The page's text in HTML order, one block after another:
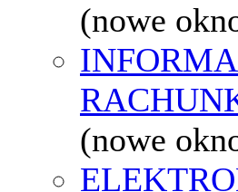
(nowe
(nowe